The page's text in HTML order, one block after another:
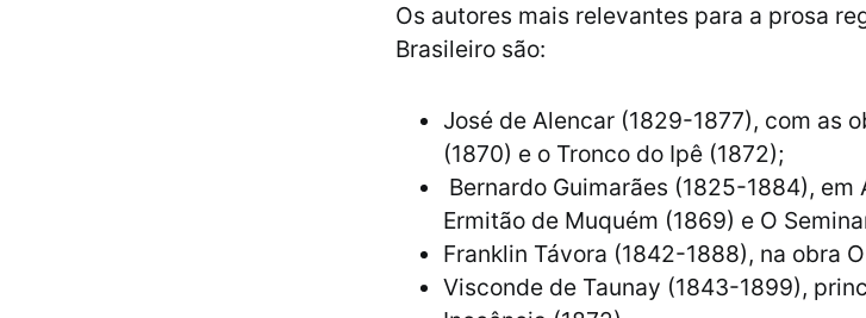
Os autores mais relevantes para a prosa
Brasileiro são:
José de Alencar (1829-1877), com as
(1870) e o Tronco do Ipê (1872);
Bernardo Guimarães (1825-1884), em
Ermitão de Muquém (1869) e O
Franklin Távora (1842-1888), na obra
Visconde de Taunay (1843-1899),